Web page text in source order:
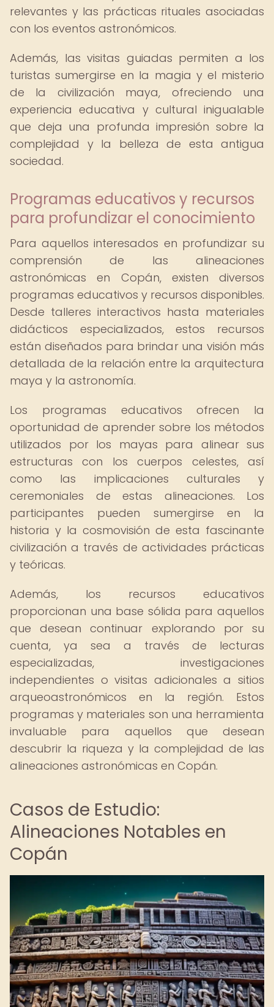
relevantes y las prácticas rituales asociadas
con los eventos astronómicos.
Además, las visitas guiadas permiten a los
turistas sumergirse en la magia y el misterio
de la civilización maya, ofreciendo una
experiencia educativa y cultural inigualable
que deja una profunda impresión sobre la
complejidad y la belleza de esta antigua
sociedad.
Programas educativos y recursos
para profundizar el conocimiento
Para aquellos interesados en profundizar su
comprensión de las alineaciones
astronómicas en Copán, existen diversos
programas educativos y recursos disponibles.
Desde talleres interactivos hasta materiales
didácticos especializados, estos recursos
están diseñados para brindar una visión más
detallada de la relación entre la arquitectura
maya y la astronomía.
Los programas educativos ofrecen la
oportunidad de aprender sobre los métodos
utilizados por los mayas para alinear sus
estructuras con los cuerpos celestes, así
como las implicaciones culturales y
ceremoniales de estas alineaciones. Los
participantes pueden sumergirse en la
historia y la cosmovisión de esta fascinante
civilización a través de actividades prácticas
y teóricas.
Además, los recursos educativos
proporcionan una base sólida para aquellos
que desean continuar explorando por su
cuenta, ya sea a través de lecturas
especializadas, investigaciones
independientes o visitas adicionales a sitios
arqueoastronómicos en la región. Estos
programas y materiales son una herramienta
invaluable para aquellos que desean
descubrir la riqueza y la complejidad de las
alineaciones astronómicas en Copán.
Casos de Estudio:
Alineaciones Notables en
Copán